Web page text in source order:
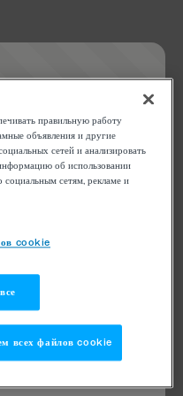
try refreshing the
правильную работу
объявления и другие
сетей и анализировать
об использовании
сетям, рекламе и
cookie
всех файлов cookie